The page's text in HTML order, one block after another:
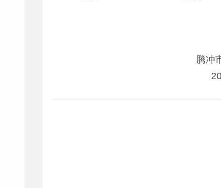
腾冲市人民政府
2026年5月